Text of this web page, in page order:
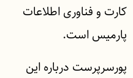
کارت و فناوری اطلاعات
پارمیس است.
پورسرپرست درباره این